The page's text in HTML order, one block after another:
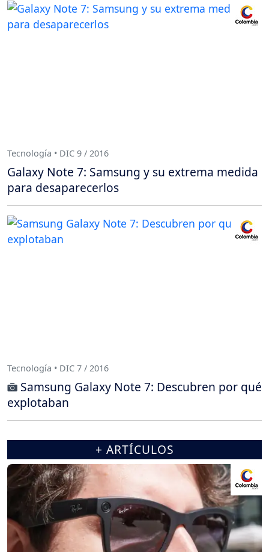
Tecnología • DIC 9 / 2016
Galaxy Note 7: Samsung y su extrema medida
para desaparecerlos
Tecnología • DIC 7 / 2016
Samsung Galaxy Note 7: Descubren por qué
explotaban
+ ARTÍCULOS